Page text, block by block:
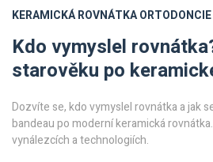
KERAMICKÁ ROVNÁTKAORTODONCIE
Kdo vymyslel
starověku po
Dozvíte se, kdo vymyslel rovnátka a jak
bandeau po moderní keramická
vynálezcích a technologiích.